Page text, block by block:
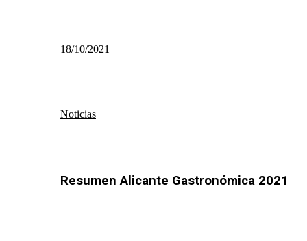
18/10/2021
Noticias
Resumen Alicante Gastronómica 2021